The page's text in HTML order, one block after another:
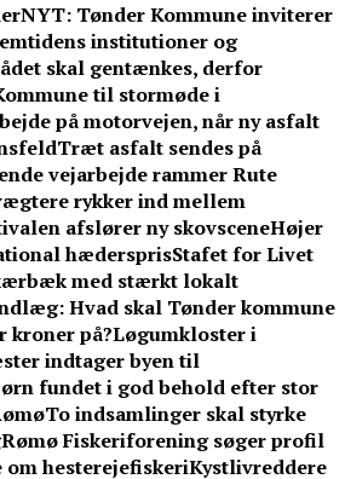
Tønder Kommune inviterer
institutioner og
skal gentænkes, derfor
til stormøde i
på motorvejen, når ny asfalt
Træt asfalt sendes på
vejarbejde rammer Rute
rykker ind mellem
afslører ny skovsceneHøjer
hædersprisStafet for Livet
med stærkt lokalt
Hvad skal Tønder kommune
kroner på?Løgumkloster i
indtager byen til
fundet i god behold efter stor
To indsamlinger skal styrke
Rømø Fiskeriforening søger profil
hesterejefiskeriKystlivreddere